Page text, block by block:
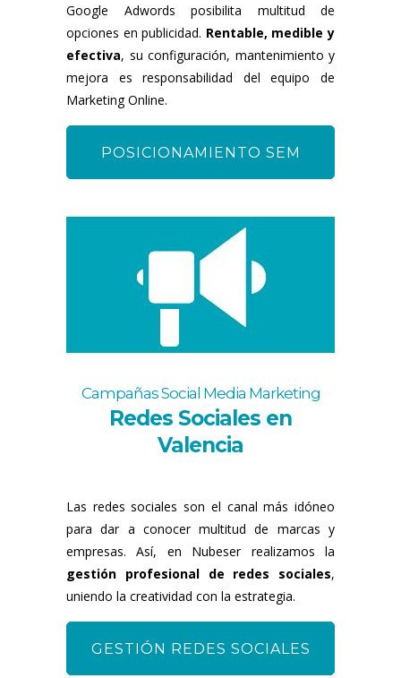
Google Adwords posibilita multitud de
opciones en publicidad. Rentable, medible y
efectiva, su configuración, mantenimiento y
mejora es responsabilidad del equipo de
Marketing Online.
POSICIONAMIENTO SEM
Campañas Social Media Marketing
Redes Sociales en
Valencia
Las redes sociales son el canal más idóneo
para dar a conocer multitud de marcas y
empresas. Así, en Nubeser realizamos la
gestión profesional de redes sociales,
uniendo la creatividad con la estrategia.
GESTIÓN REDES SOCIALES